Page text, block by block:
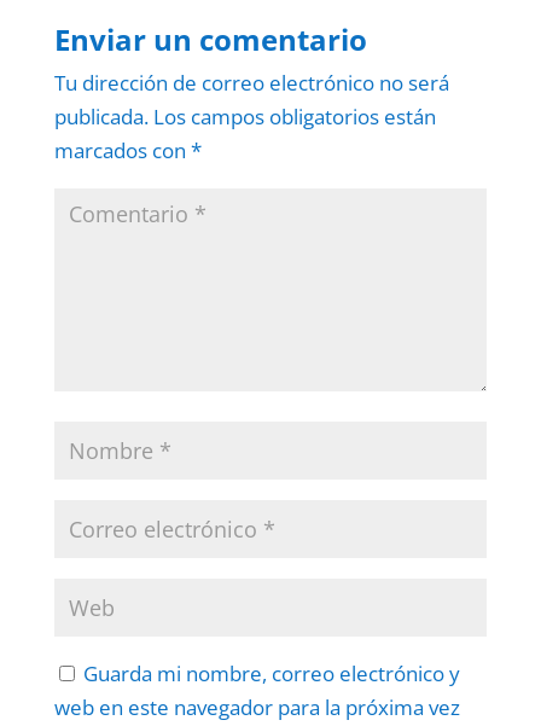
Enviar un comentario
Tu dirección de correo electrónico no será
publicada. Los campos obligatorios están
marcados con *
Guarda mi nombre, correo electrónico y
web en este navegador para la próxima vez